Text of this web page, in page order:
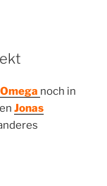
noch in
Jonas